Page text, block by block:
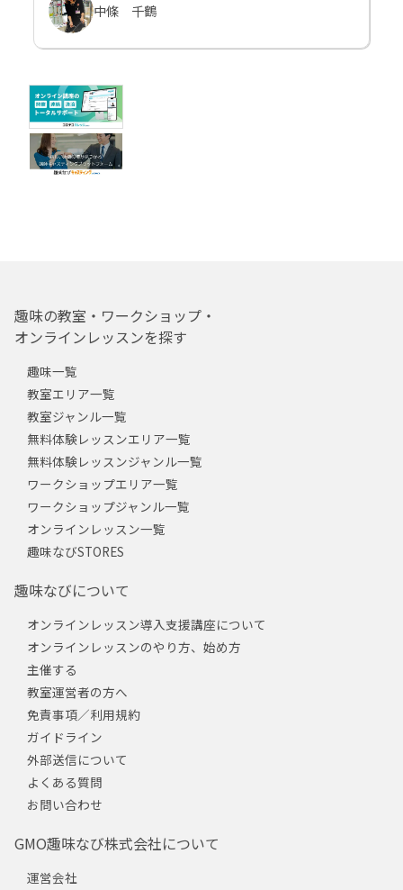
中條 千鶴
趣味の教室・ワークショップ・
オンラインレッスンを探す
趣味一覧
教室エリア一覧
教室ジャンル一覧
無料体験レッスンエリア一覧
無料体験レッスンジャンル一覧
ワークショップエリア一覧
ワークショップジャンル一覧
オンラインレッスン一覧
趣味なびSTORES
趣味なびについて
オンラインレッスン導入支援講座について
オンラインレッスンのやり方、始め方
主催する
教室運営者の方へ
免責事項／利用規約
ガイドライン
外部送信について
よくある質問
お問い合わせ
GMO趣味なび株式会社について
運営会社